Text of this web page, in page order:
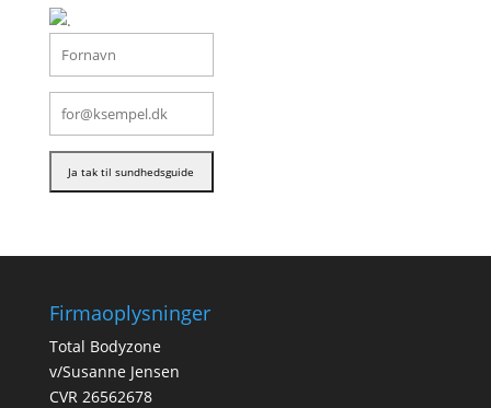
Firmaoplysninger
Total Bodyzone
v/Susanne Jensen
CVR 26562678